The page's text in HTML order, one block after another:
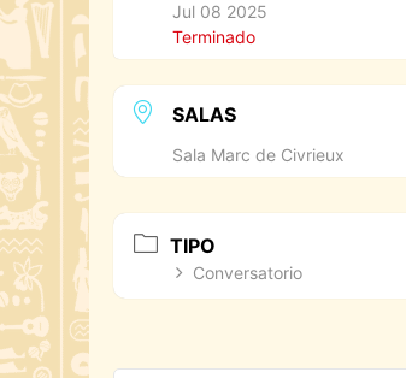
Jul 08 2025
Terminado
SALAS
Sala Marc de Civrieux
TIPO
Conversatorio